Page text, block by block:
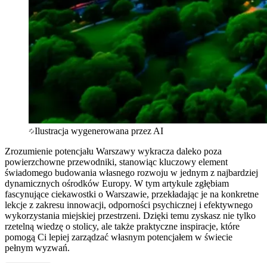
Ilustracja wygenerowana przez AI
Zrozumienie potencjału Warszawy wykracza daleko poza
powierzchowne przewodniki, stanowiąc kluczowy element
świadomego budowania własnego rozwoju w jednym z najbardziej
dynamicznych ośrodków Europy. W tym artykule zgłębiam
fascynujące ciekawostki o Warszawie, przekładając je na konkretne
lekcje z zakresu innowacji, odporności psychicznej i efektywnego
wykorzystania miejskiej przestrzeni. Dzięki temu zyskasz nie tylko
rzetelną wiedzę o stolicy, ale także praktyczne inspiracje, które
pomogą Ci lepiej zarządzać własnym potencjałem w świecie
pełnym wyzwań.